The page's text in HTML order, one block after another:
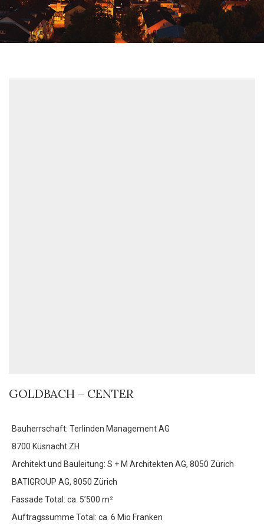
GOLDBACH – CENTER
Bauherrschaft: Terlinden Management AG
8700 Küsnacht ZH
Architekt und Bauleitung: S + M Architekten AG, 8050 Zürich
BATIGROUP AG, 8050 Zürich
Fassade Total: ca. 5’500 m²
Auftragssumme Total: ca. 6 Mio Franken